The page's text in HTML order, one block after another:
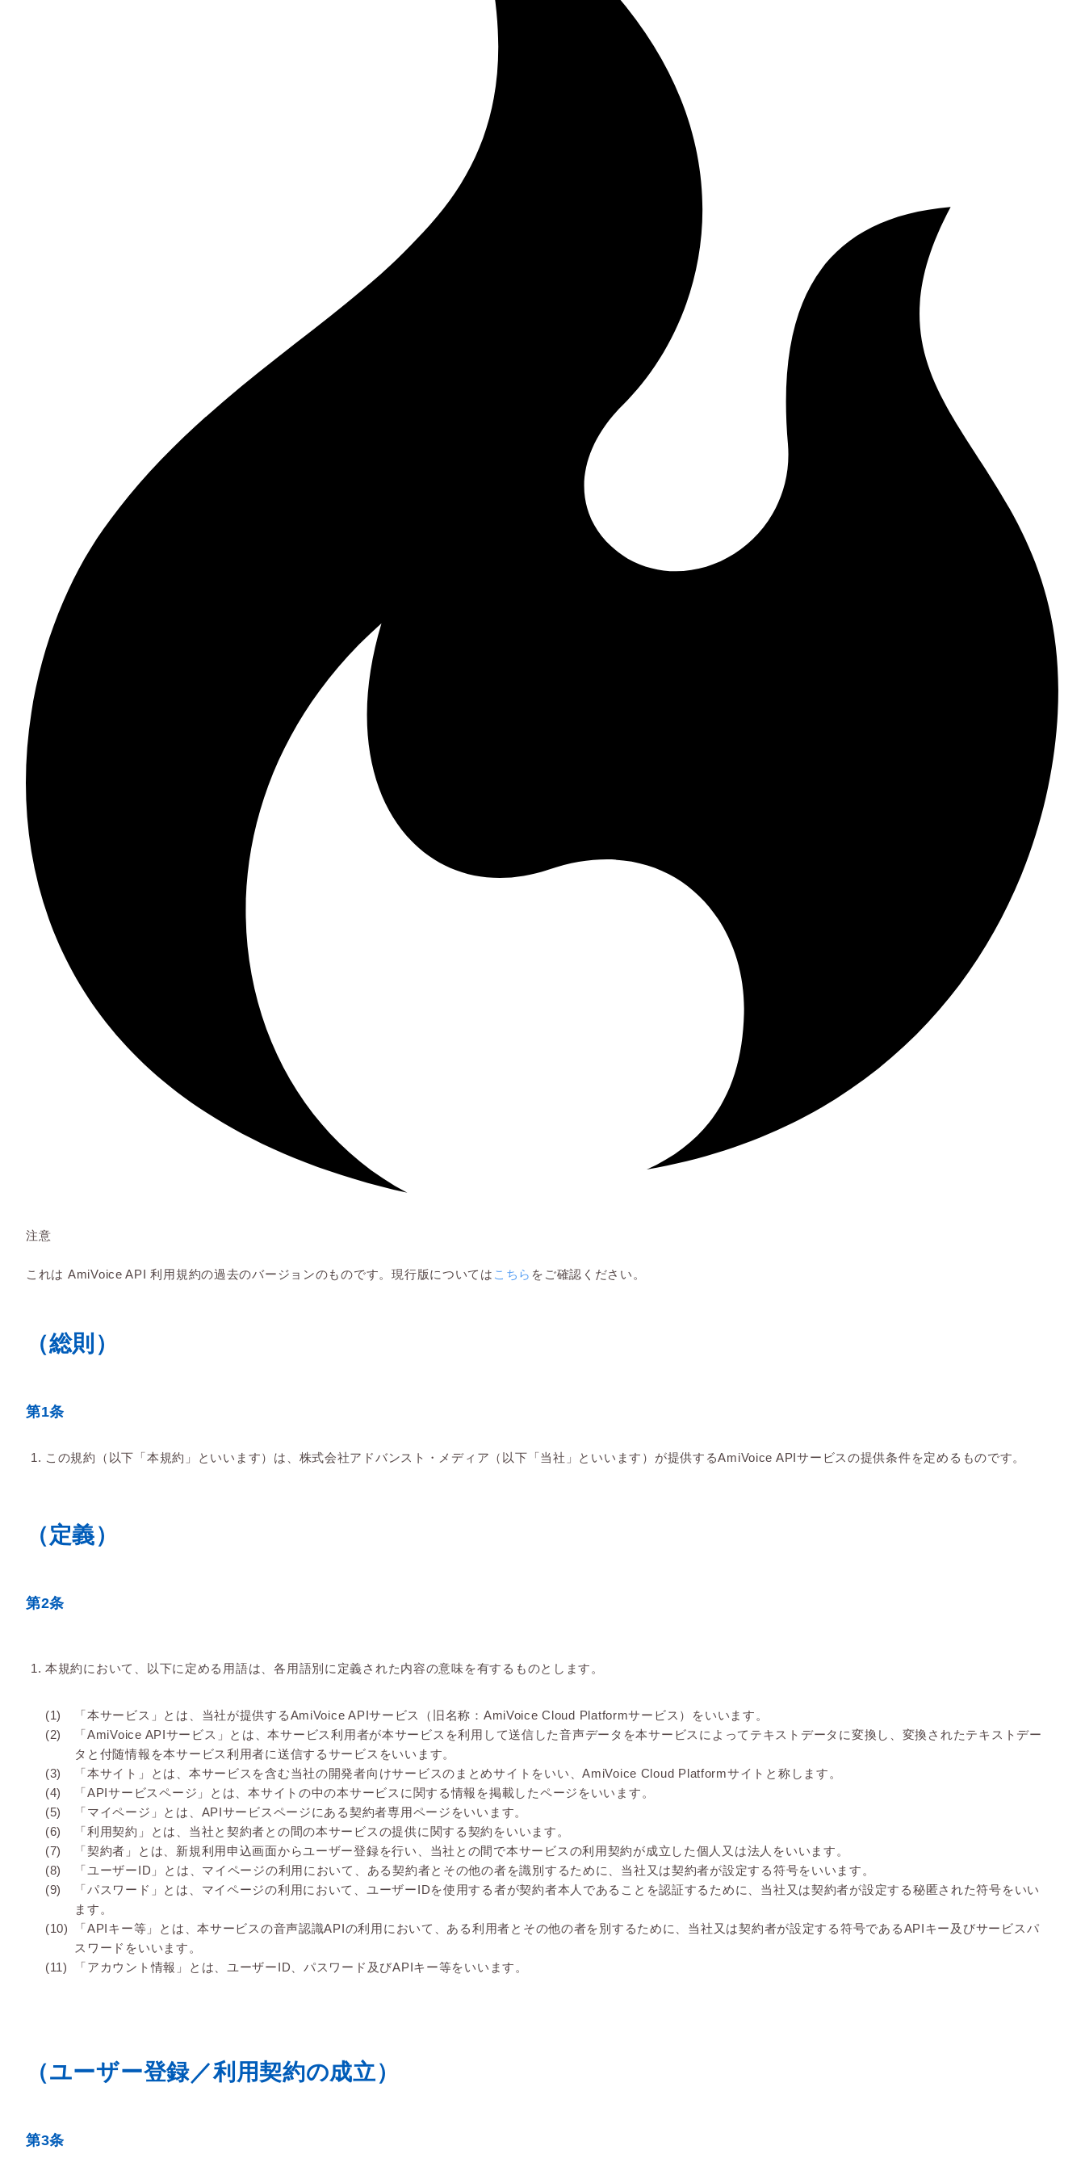
注意
これは AmiVoice API 利用規約の過去のバージョンのものです。現行版については こちら をご確認ください。
（総則）
第1条
この規約（以下「本規約」といいます）は、株式会社アドバンスト・メディア（以下「当社」といいます）が提供するAmiVoice APIサービスの提供条件を定めるものです。
（定義）
第2条
本規約において、以下に定める用語は、各用語別に定義された内容の意味を有するものとします。
「本サービス」とは、当社が提供するAmiVoice APIサービス（旧名称：AmiVoice Cloud Platformサービス）をいいます。
「AmiVoice APIサービス」とは、本サービス利用者が本サービスを利用して送信した音声データを本サービスによってテキストデータに変換し、変換されたテキストデー
タと付随情報を本サービス利用者に送信するサービスをいいます。
「本サイト」とは、本サービスを含む当社の開発者向けサービスのまとめサイトをいい、AmiVoice Cloud Platformサイトと称します。
「APIサービスページ」とは、本サイトの中の本サービスに関する情報を掲載したページをいいます。
「マイページ」とは、APIサービスページにある契約者専用ページをいいます。
「利用契約」とは、当社と契約者との間の本サービスの提供に関する契約をいいます。
「契約者」とは、新規利用申込画面からユーザー登録を行い、当社との間で本サービスの利用契約が成立した個人又は法人をいいます。
「ユーザーID」とは、マイページの利用において、ある契約者とその他の者を識別するために、当社又は契約者が設定する符号をいいます。
「パスワード」とは、マイページの利用において、ユーザーIDを使用する者が契約者本人であることを認証するために、当社又は契約者が設定する秘匿された符号をいい
ます。
「APIキー等」とは、本サービスの音声認識APIの利用において、ある利用者とその他の者を別するために、当社又は契約者が設定する符号であるAPIキー及びサービスパ
スワードをいいます。
「アカウント情報」とは、ユーザーID、パスワード及びAPIキー等をいいます。
（ユーザー登録／利用契約の成立）
第3条